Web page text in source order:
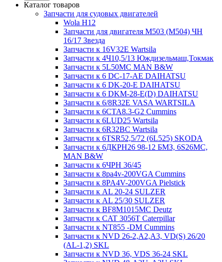
Каталог товаров
Запчасти для судовых двигателей
Wola H12
Запчасти для двигателя M503 (M504) ЧН
16/17 Звезда
Запчасти к 16V32E Wartsila
Запчасти к 4Ч10,5/13 Юждизельмаш,Токмак
Запчасти к 5L50MC MAN B&W
Запчасти к 6 DC-17-AE DAIHATSU
Запчасти к 6 DK-20-E DAIHATSU
Запчасти к 6 DKM-28-E(D) DAIHATSU
Запчасти к 6/8R32E VASA WARTSILA
Запчасти к 6CTA8.3-G2 Cummins
Запчасти к 6LUD25 Wartsila
Запчасти к 6R32BC Wartsila
Запчасти к 6TSR52,5/72 (6L525) SKODA
Запчасти к 6ДКРН26 98-12 БМЗ, 6S26MC,
MAN B&W
Запчасти к 6ЧРН 36/45
Запчасти к 8pa4v-200VGA Cummins
Запчасти к 8PA4V-200VGA Pielstick
Запчасти к AL 20-24 SULZER
Запчасти к AL 25/30 SULZER
Запчасти к BF8M1015MC Deutz
Запчасти к CAT 3056T Caterpillar
Запчасти к NT855 -DM Cummins
Запчасти к NVD 26-2,A2,A3, VD(S) 26/20
(AL-1,2) SKL
Запчасти к NVD 36, VDS 36-24 SKL